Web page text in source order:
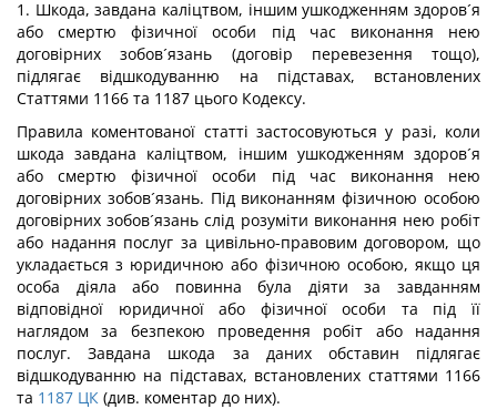
1. Шкода, завдана каліцтвом, іншим ушкодженням здоров´я
або смертю фізичної особи під час виконання нею
договірних зобов´язань (договір перевезення тощо),
підлягає відшкодуванню на підставах, встановлених
Статтями 1166 та 1187 цього Кодексу.
Правила коментованої статті застосовуються у разі, коли
шкода завдана каліцтвом, іншим ушкодженням здоров´я
або смертю фізичної особи під час виконання нею
договірних зобов´язань. Під виконанням фізичною особою
договірних зобов´язань слід розуміти виконання нею робіт
або надання послуг за цивільно-правовим договором, що
укладається з юридичною або фізичною особою, якщо ця
особа діяла або повинна була діяти за завданням
відповідної юридичної або фізичної особи та під її
наглядом за безпекою проведення робіт або надання
послуг. Завдана шкода за даних обставин підлягає
відшкодуванню на підставах, встановлених статтями 1166
та 1187 ЦК (див. коментар до них).